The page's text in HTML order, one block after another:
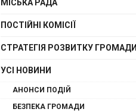
МІСЬКА РАДА
ПОСТІЙНІ КОМІСІЇ
СТРАТЕГІЯ РОЗВИТКУ ГРОМАДИ
УСІ НОВИНИ
АНОНСИ ПОДІЙ
БЕЗПЕКА ГРОМАДИ